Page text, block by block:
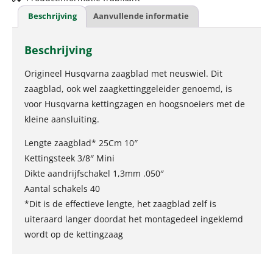
Beschrijving Aanvullende informatie
Beschrijving
Origineel Husqvarna zaagblad met neuswiel. Dit
zaagblad, ook wel zaagkettinggeleider genoemd, is
voor Husqvarna kettingzagen en hoogsnoeiers met de
kleine aansluiting.
Lengte zaagblad* 25Cm 10″
Kettingsteek 3/8″ Mini
Dikte aandrijfschakel 1,3mm .050″
Aantal schakels 40
*Dit is de effectieve lengte, het zaagblad zelf is
uiteraard langer doordat het montagedeel ingeklemd
wordt op de kettingzaag